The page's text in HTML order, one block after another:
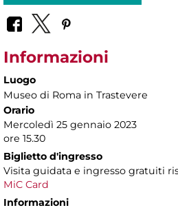
Informazioni
Luogo
Museo di Roma in Trastevere
Orario
Mercoledì 25 gennaio 2023
ore 15.30
Biglietto d'ingresso
Visita guidata e ingresso gratuiti
MiC Card
Informazioni